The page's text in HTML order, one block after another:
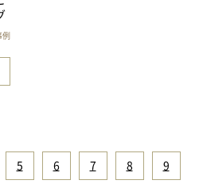
5 6 7 8 9